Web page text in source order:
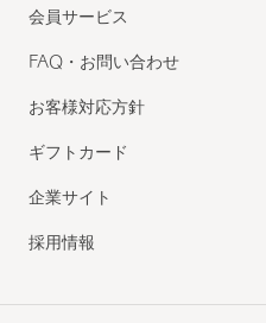
会員サービス
FAQ・お問い合わせ
お客様対応方針
ギフトカード
企業サイト
採用情報